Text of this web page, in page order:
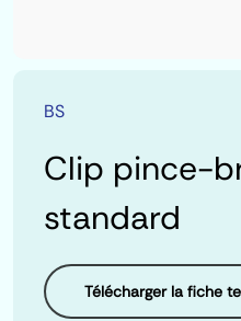
BS
Clip pince-
standard
Télécharger la fiche